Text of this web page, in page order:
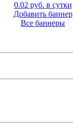
0.02 руб. в сутки
Добавить баннер
Все баннеры